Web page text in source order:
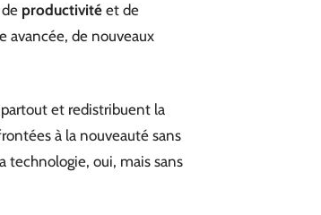
productivité et de
avancée, de nouveaux
et redistribuent la
à la nouveauté sans
technologie, oui, mais sans